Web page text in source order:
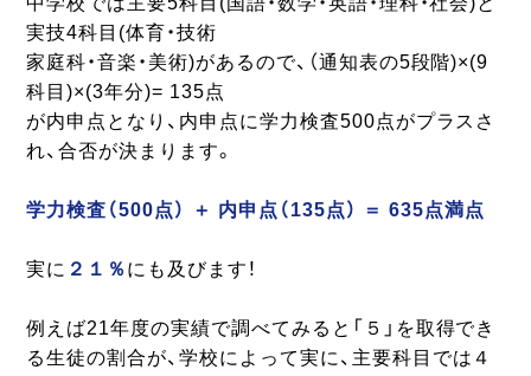
実技4科目(体育・技術
家庭科・音楽・美術)があるので、（通知表の5段階)×(9
科目)×(3年分)= 135点
が内申点となり、内申点に学力検査500点がプラスさ
れ、合否が決まります。
学力検査（500点） ＋ 内申点（135点） ＝ 635点満点
実に ２１％ にも及びます！
例えば21年度の実績で調べてみると「５」を取得でき
る生徒の割合が、学校によって実に、主要科目では４